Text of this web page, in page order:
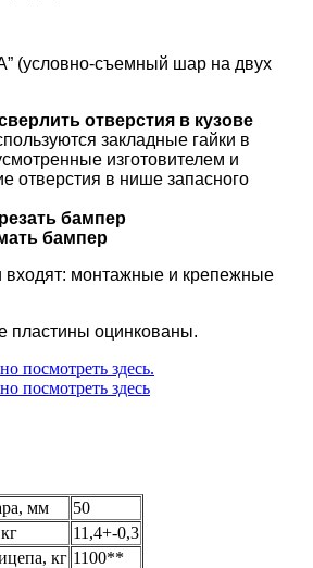
(условно-съемный шар на двух
отверстия в кузове
закладные гайки в
изготовителем и
отверстия в нише запасного
бампер
бампер
входят: монтажные и крепежные
пластины оцинкованы.
посмотреть здесь.
посмотреть здесь
мм
50
11,4+-0,3
кг 1100**